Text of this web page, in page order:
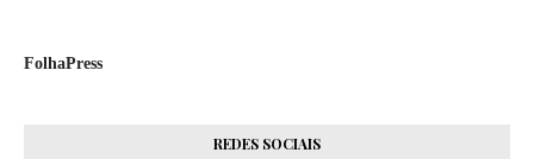
FolhaPress
REDES SOCIAIS